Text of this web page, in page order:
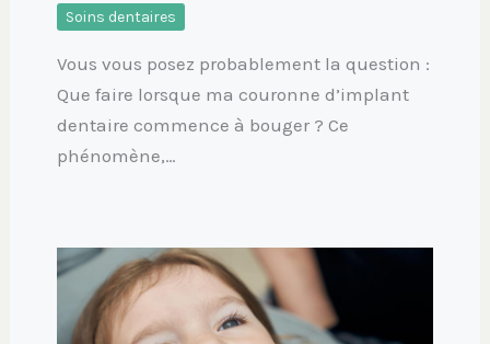
Soins dentaires
Vous vous posez probablement la question :
Que faire lorsque ma couronne d’implant
dentaire commence à bouger ? Ce
phénomène,…